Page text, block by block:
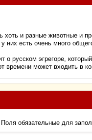
и разные животные и
них есть очень много
о русском эгрегоре,
времени может входить в
обязательные для